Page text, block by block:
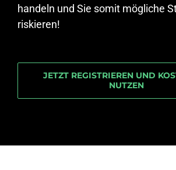
handeln und Sie somit mögliche
riskieren!
JETZT REGISTRIEREN UND
NUTZEN